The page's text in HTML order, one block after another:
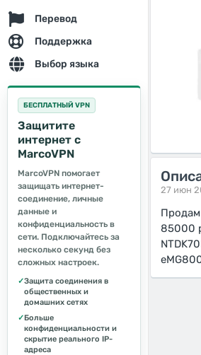
Перевод
Поддержка
Выбор языка
БЕСПЛАТНЫЙ VPN
Защитите
интернет с
MarcoVPN
MarcoVPN помогает
защищать интернет-
соединение, личные
данные и
конфиденциальность в
сети. Подключайтесь за
несколько секунд без
сложных настроек.
✓Защита соединения в
общественных и
домашних сетях
✓Больше
конфиденциальности и
скрытие реального IP-
адреса
27 июн
Продам
85000